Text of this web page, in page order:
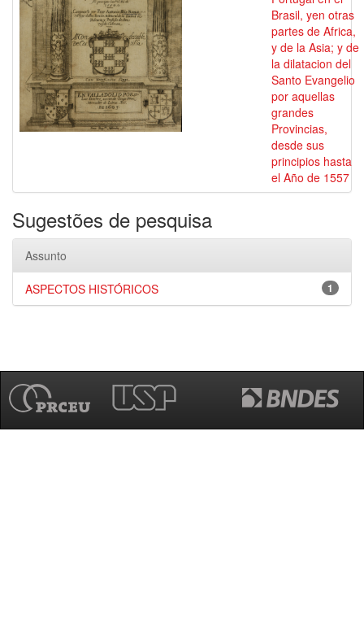
Brasil, yen otras
partes de Africa,
y de la Asia; y de
la dilatacion del
Santo Evangelio
por aquellas
grandes
Provincias,
desde sus
principios hasta
el Año de 1557
Sugestões de pesquisa
Assunto
1
ASPECTOS HISTÓRICOS